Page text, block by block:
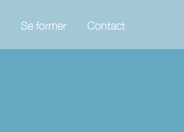
Se former Contact